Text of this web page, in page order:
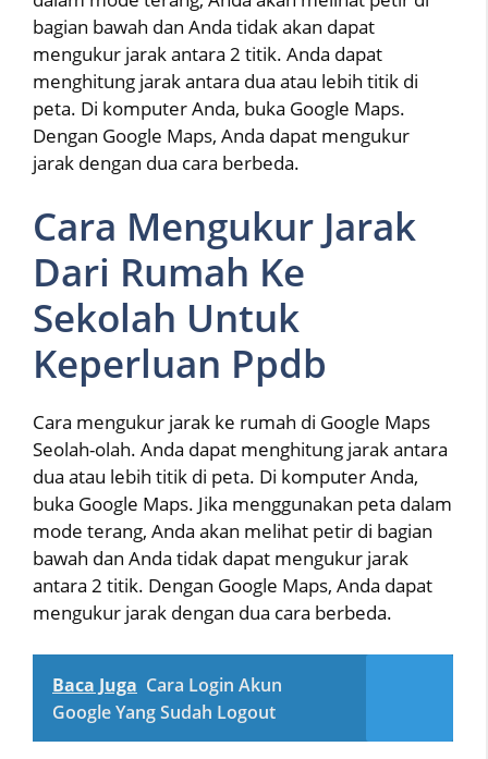
bagian bawah dan Anda tidak akan dapat
mengukur jarak antara 2 titik. Anda dapat
menghitung jarak antara dua atau lebih titik di
peta. Di komputer Anda, buka Google Maps.
Dengan Google Maps, Anda dapat mengukur
jarak dengan dua cara berbeda.
Cara Mengukur Jarak
Dari Rumah Ke
Sekolah Untuk
Keperluan Ppdb
Cara mengukur jarak ke rumah di Google Maps
Seolah-olah. Anda dapat menghitung jarak antara
dua atau lebih titik di peta. Di komputer Anda,
buka Google Maps. Jika menggunakan peta dalam
mode terang, Anda akan melihat petir di bagian
bawah dan Anda tidak dapat mengukur jarak
antara 2 titik. Dengan Google Maps, Anda dapat
mengukur jarak dengan dua cara berbeda.
Baca Juga Cara Login Akun
Google Yang Sudah Logout